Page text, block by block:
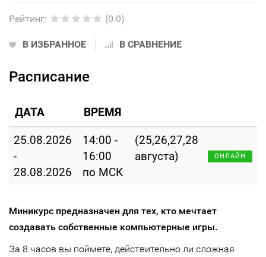
Рейтинг: (0.0)
В ИЗБРАННОЕ В СРАВНЕНИЕ
Расписание
ДАТА ВРЕМЯ
25.08.2026
-
28.08.2026
14:00 -
16:00
по МСК
(25,26,27,28
августа)
ОНЛАЙН
Миникурс предназначен для тех, кто мечтает
создавать собственные компьютерные игры.
За 8 часов вы поймете, действительно ли сложная